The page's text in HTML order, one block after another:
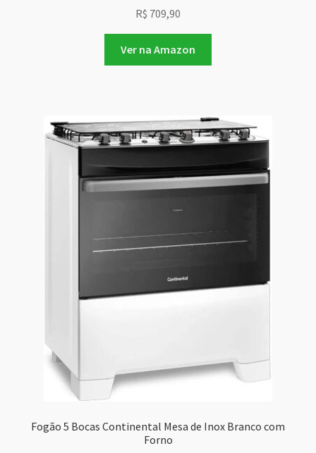
R$ 709,90
Ver na Amazon
Fogão 5 Bocas Continental Mesa de Inox Branco com
Forno